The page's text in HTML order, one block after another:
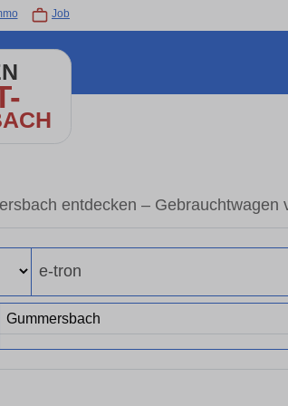
Job
entdecken – Gebrauchtwagen